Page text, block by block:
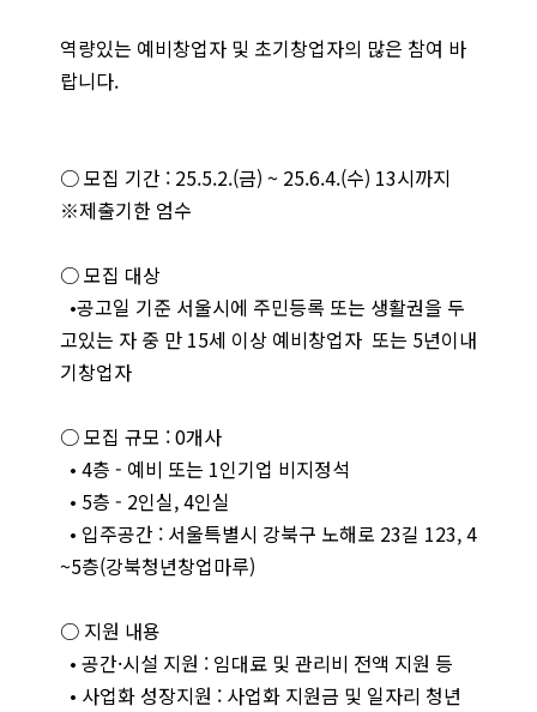
역량있는 예비창업자 및 초기창업자의 많은 참여 바
랍니다.
○ 모집 기간 : 25.5.2.(금) ~ 25.6.4.(수) 13시까지
※제출기한 엄수
○ 모집 대상
•공고일 기준 서울시에 주민등록 또는 생활권을 두
고있는 자 중 만 15세 이상 예비창업자 또는 5년이내
기창업자
○ 모집 규모 : 0개사
• 4층 - 예비 또는 1인기업 비지정석
• 5층 - 2인실, 4인실
• 입주공간 : 서울특별시 강북구 노해로 23길 123, 4
~5층(강북청년창업마루)
○ 지원 내용
• 공간·시설 지원 : 임대료 및 관리비 전액 지원 등
• 사업화 성장지원 : 사업화 지원금 및 일자리 청년